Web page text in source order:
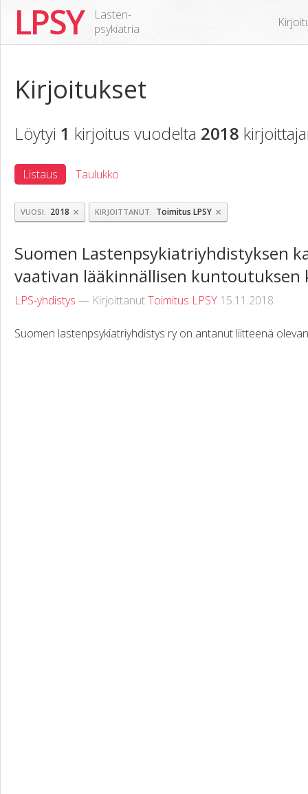
LPSY
Lasten-
psykiatria
Kirjoitukset
Löytyi 1 kirjoitus vuodelta 2018
Listaus Taulukko
VUOSI 2018 × KIRJOITTANUT Toimitus LPSY ×
Suomen Lastenpsykiatriyhdistyksen
vaativan lääkinnällisen kuntoutuksen
LPS-yhdistys — KirjoittanutToimitus LPSY 15.11.2018
Suomen lastenpsykiatriyhdistys ry on antanut liitteenä